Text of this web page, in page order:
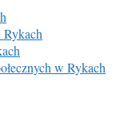
Rykach
w Rykach